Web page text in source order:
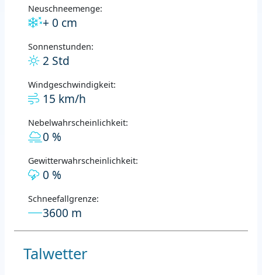
Neuschneemenge:
+ 0 cm
Sonnenstunden:
2 Std
Windgeschwindigkeit:
15 km/h
Nebelwahrscheinlichkeit:
0 %
Gewitterwahrscheinlichkeit:
0 %
Schneefallgrenze:
3600 m
Talwetter